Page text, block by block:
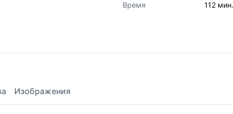
Время 112 мин.
Изображения